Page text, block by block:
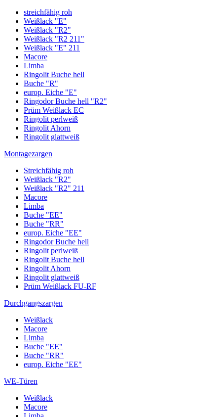
streichfähig roh
Weißlack "E"
Weißlack "R2"
Weißlack "R2 211"
Weißlack "E" 211
Macore
Limba
Ringolit Buche hell
Buche "R"
europ. Eiche "E"
Ringodor Buche hell "R2"
Prüm Weißlack EC
Ringolit perlweiß
Ringolit Ahorn
Ringolit glattweiß
Montagezargen
Streichfähig roh
Weißlack "R2"
Weißlack "R2" 211
Macore
Limba
Buche "EE"
Buche "RR"
europ. Eiche "EE"
Ringodor Buche hell
Ringolit perlweiß
Ringolit Buche hell
Ringolit Ahorn
Ringolit glattweiß
Prüm Weißlack FU-RF
Durchgangszargen
Weißlack
Macore
Limba
Buche "EE"
Buche "RR"
europ. Eiche "EE"
WE-Türen
Weißlack
Macore